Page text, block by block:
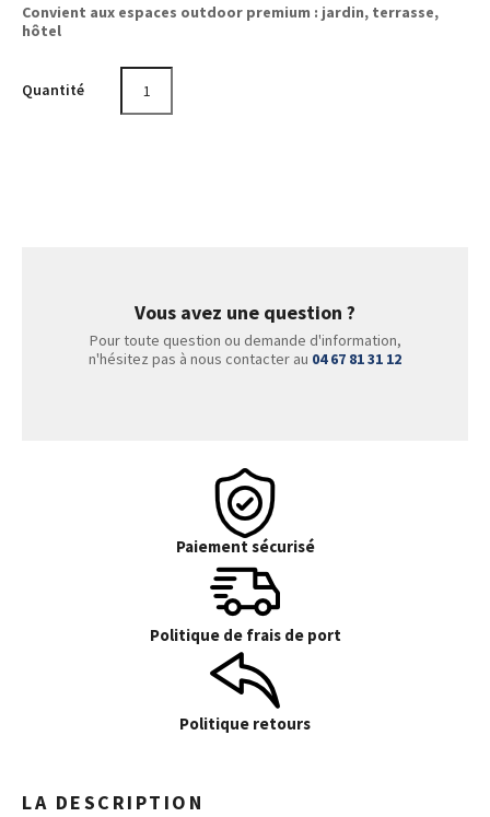
Convient aux espaces outdoor premium : jardin, terrasse,
hôtel
Quantité
Vous avez une question ?
Pour toute question ou demande d'information,
n'hésitez pas à nous contacter au 04 67 81 31 12
Paiement sécurisé
Politique de frais de port
Politique retours
LA DESCRIPTION